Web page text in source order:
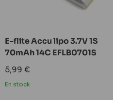
E-flite Accu lipo 3.7V 1S
70mAh 14C EFLB0701S
Prix
réduit
5,99 €
En stock